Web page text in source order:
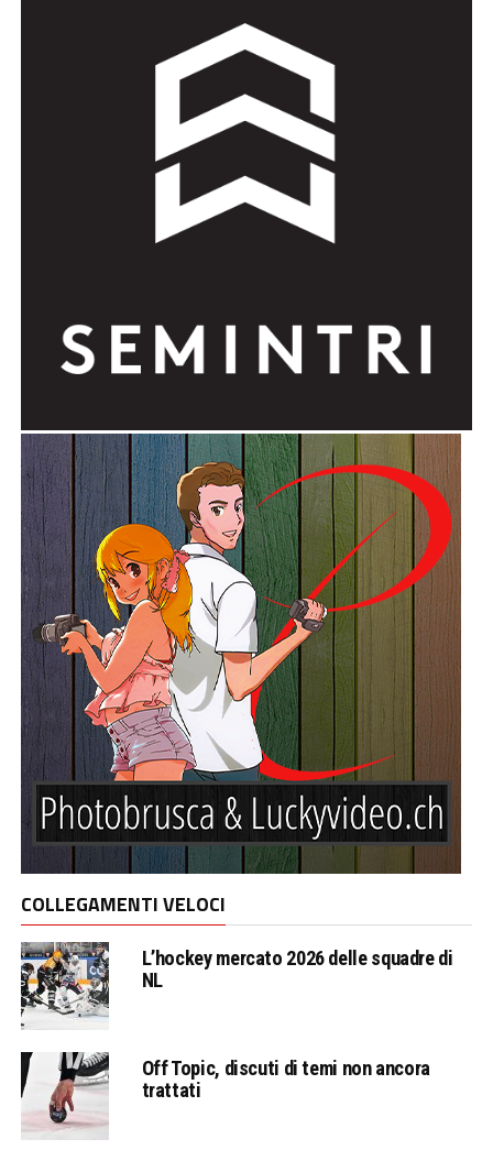
COLLEGAMENTI VELOCI
L’hockey mercato 2026 delle squadre di
NL
Off Topic, discuti di temi non ancora
trattati